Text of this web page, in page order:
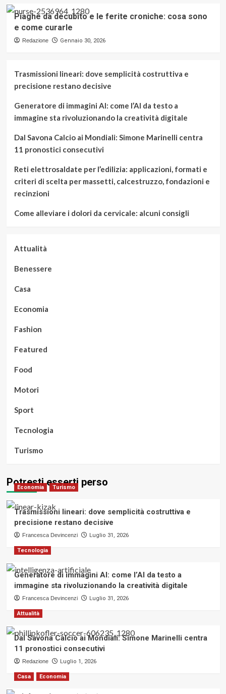
Piaghe da decubito e le ferite croniche: cosa sono
e come curarle
Redazione Gennaio 30, 2026
Trasmissioni lineari: dove semplicità costruttiva e
precisione restano decisive
Generatore di immagini AI: come l’AI da testo a
immagine sta rivoluzionando la creatività digitale
Dal Savona Calcio ai Mondiali: Simone Marinelli centra
11 pronostici consecutivi
Reti elettrosaldate per l’edilizia: applicazioni, formati e
criteri di scelta per massetti, calcestruzzo, fondazioni e
recinzioni
Come alleviare i dolori da cervicale: alcuni consigli
Attualità
Benessere
Casa
Economia
Fashion
Featured
Food
Motori
Sport
Tecnologia
Turismo
Potresti esserti perso
Economia Turismo
Trasmissioni lineari: dove semplicità costruttiva e
precisione restano decisive
Francesca Devincenzi Luglio 31, 2026
Tecnologia
Generatore di immagini AI: come l’AI da testo a
immagine sta rivoluzionando la creatività digitale
Francesca Devincenzi Luglio 31, 2026
Attualità
Dal Savona Calcio ai Mondiali: Simone Marinelli centra
11 pronostici consecutivi
Redazione Luglio 1, 2026
Casa Economia